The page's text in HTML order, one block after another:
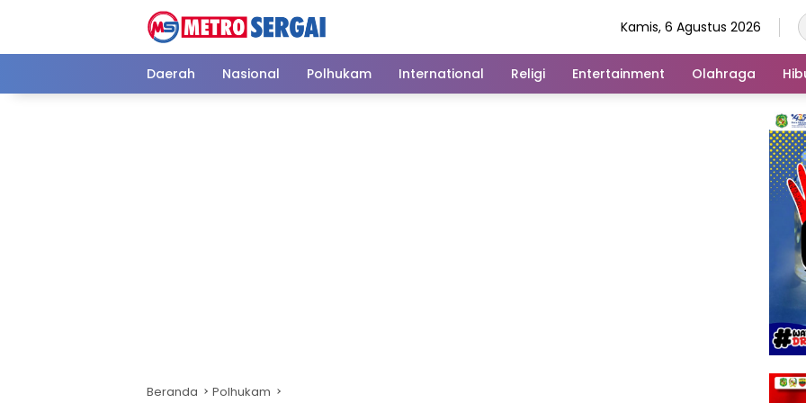
Kamis, 6 Agustus 2026
Daerah Nasional Polhukam International Religi Entertainment Olahraga
Beranda Polhukam